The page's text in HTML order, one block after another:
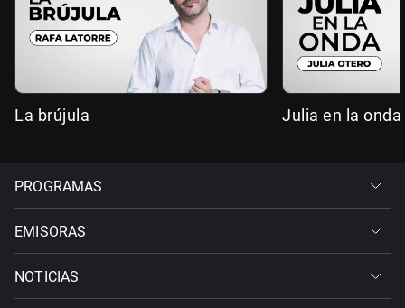
La brújula Julia en la onda
PROGRAMAS
EMISORAS
NOTICIAS